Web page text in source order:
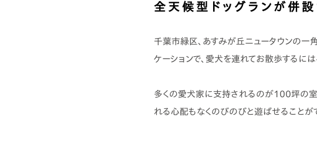
全天候型ドッグランが併設
千葉市緑区、あすみが丘ニュータウンの一
ケーションで、愛犬を連れてお散歩するに
多くの愛犬家に支持されるのが100坪の室
れる心配もなくのびのびと遊ばせることが